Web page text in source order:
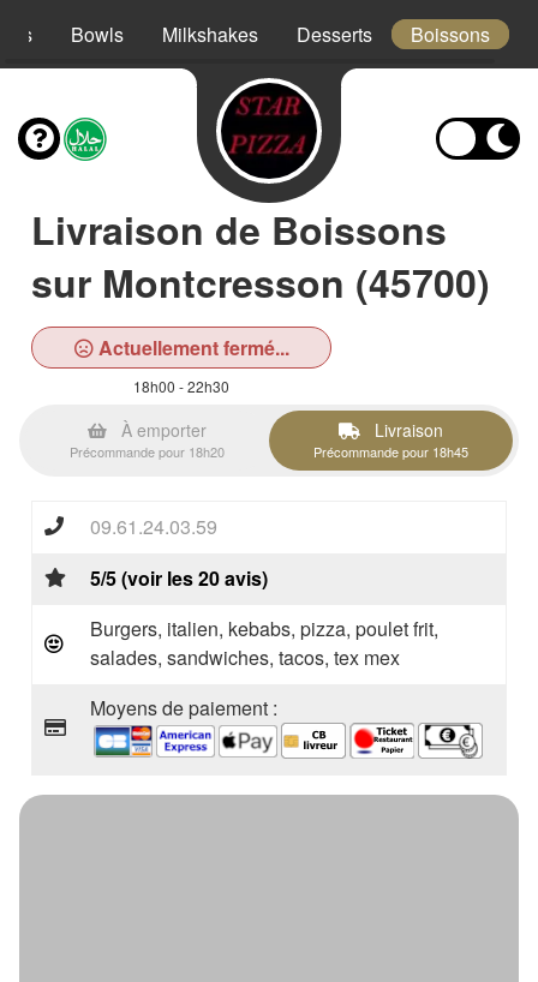
Bowls Milkshakes Desserts Boissons
Livraison de Boissons
sur Montcresson (45700)
Actuellement fermé...
18h00 - 22h30
À emporter
Précommande pour 18h20
Livraison
Précommande pour 18h45
09.61.24.03.59
5/5 (voir les 20 avis)
Burgers, italien, kebabs, pizza, poulet frit,
salades, sandwiches, tacos, tex mex
Moyens de paiement :